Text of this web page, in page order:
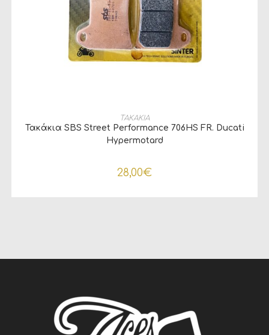
ΠΡΟΣΘΉΚΗ ΣΤΟ ΚΑΛΆΘΙ
ΤΑΚΑΚΙΑ
Τακάκια SBS Street Performance 706HS FR. Ducati
Hypermotard
28,00€